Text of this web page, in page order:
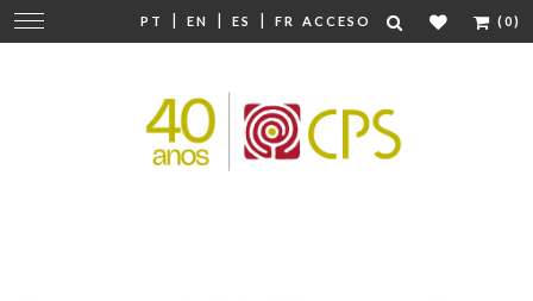
PT | EN | ES | FR ACCESO (0)
Cambiar
navegación